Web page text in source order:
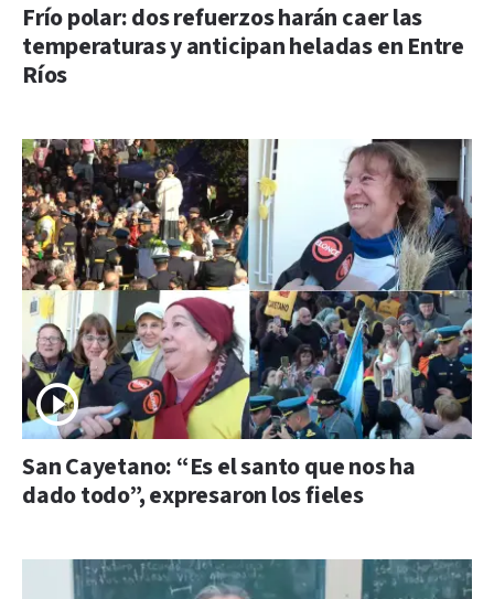
Frío polar: dos refuerzos harán caer las
temperaturas y anticipan heladas en Entre
Ríos
San Cayetano: “Es el santo que nos ha
dado todo”, expresaron los fieles